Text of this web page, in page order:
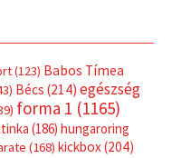
(123) Babos Tímea
Bécs (214) egészség
forma 1 (1165)
(186) hungaroring
(168) kickbox(204)